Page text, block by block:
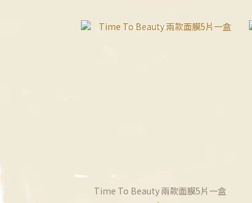
Time To Beauty 兩款面膜5片一盒